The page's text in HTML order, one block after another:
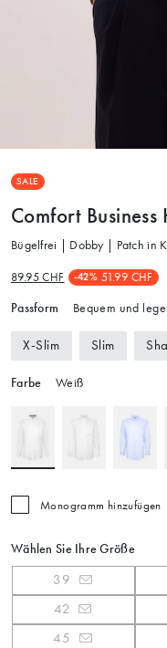
SALE
Comfort
Bügelfrei | Dobby | Patch in
89.95 CHF -42% 51.99 CHF
Passform Bequem und
X-Slim Slim
Farbe Weiß
Monogramm hinzufügen
Wählen Sie Ihre Größe
39
42
45